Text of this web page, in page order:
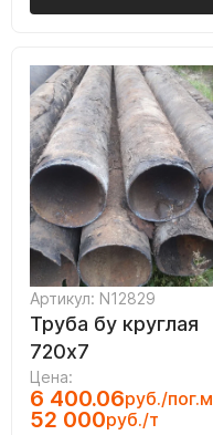
Артикул: N12829
Труба бу круглая
720х7
Цена:
6 400.06руб./пог.м
52 000руб./т